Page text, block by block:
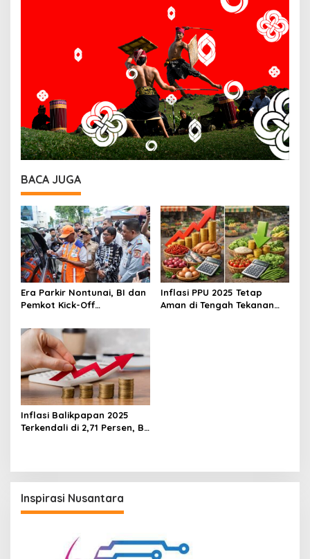
BACA JUGA
Era Parkir Nontunai, BI dan
Pemkot Kick-Off
Balikpapan Permai
Inflasi PPU 2025 Tetap
Aman di Tengah Tekanan
Inflasi Balikpapan 2025
Terkendali di 2,71 Persen, BI:
Inspirasi Nusantara